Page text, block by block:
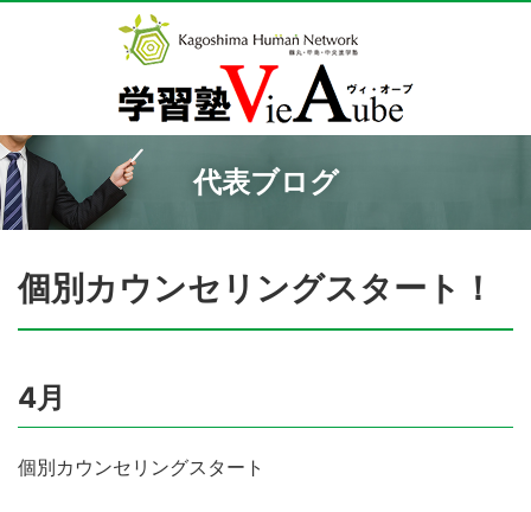
代表ブログ
個別カウンセリングスタート！
4月
個別カウンセリングスタート